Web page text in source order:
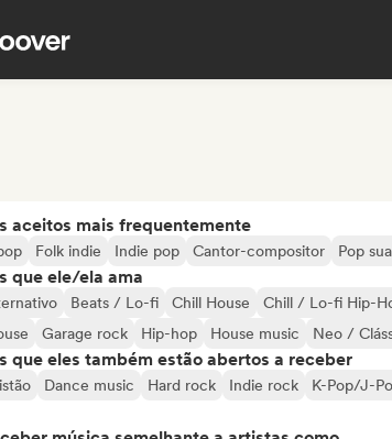
aceitos mais frequentemente
Folk indie Indie pop Cantor-compositor Pop
que ele/ela ama
Beats / Lo-fi Chill House Chill / Lo-fi Hip-
Garage rock Hip-hop House music Neo /
que eles também estão abertos a receber
Dance music Hard rock Indie rock K-Pop/J-